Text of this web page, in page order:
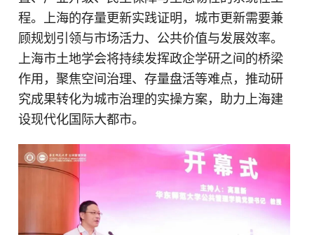
程。上海的存量更新实践证明，城市更新需要兼
顾规划引领与市场活力、公共价值与发展效率。
上海市土地学会将持续发挥政企学研之间的桥梁
作用，聚焦空间治理、存量盘活等难点，推动研
究成果转化为城市治理的实操方案，助力上海建
设现代化国际大都市。